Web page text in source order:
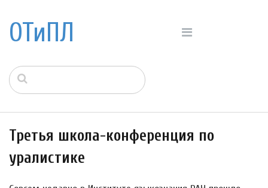
ОТиПЛ
Третья школа-конференция по
уралистике